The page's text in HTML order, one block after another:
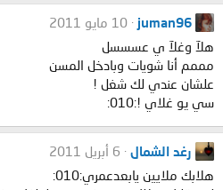
juman96
10 مايو 2011
هلآ وغلآ ي عسسسل
مممم أنا شويات وبادخل المسن
علشان عندي لك شغل !
سي يو غلاي !:010:
رغد الشمال
6 أبريل 2011
هلابك ملايين يابعدعمري:010: